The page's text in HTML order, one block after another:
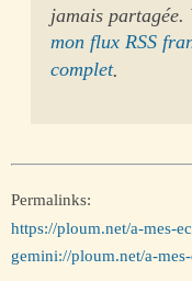
jamais partagée.
mon flux RSS
complet.
Permalinks:
https://ploum.net/a-mes-
gemini://ploum.net/a-